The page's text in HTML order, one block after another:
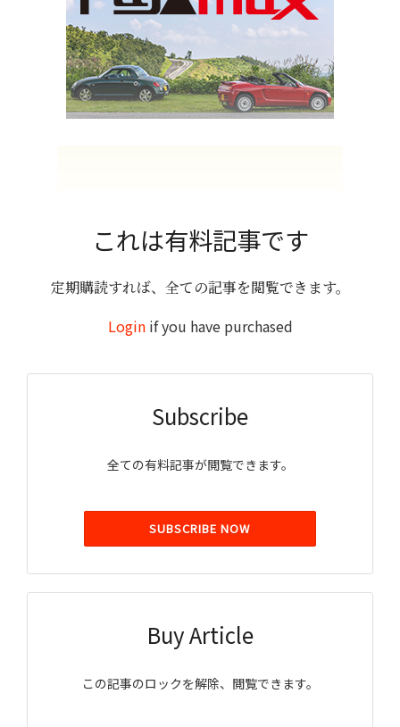
これは有料記事です
定期購読すれば、全ての記事を閲覧できます。
Loginif you have purchased
Subscribe
全ての有料記事が閲覧できます。
SUBSCRIBE NOW
Buy Article
この記事のロックを解除、閲覧できます。